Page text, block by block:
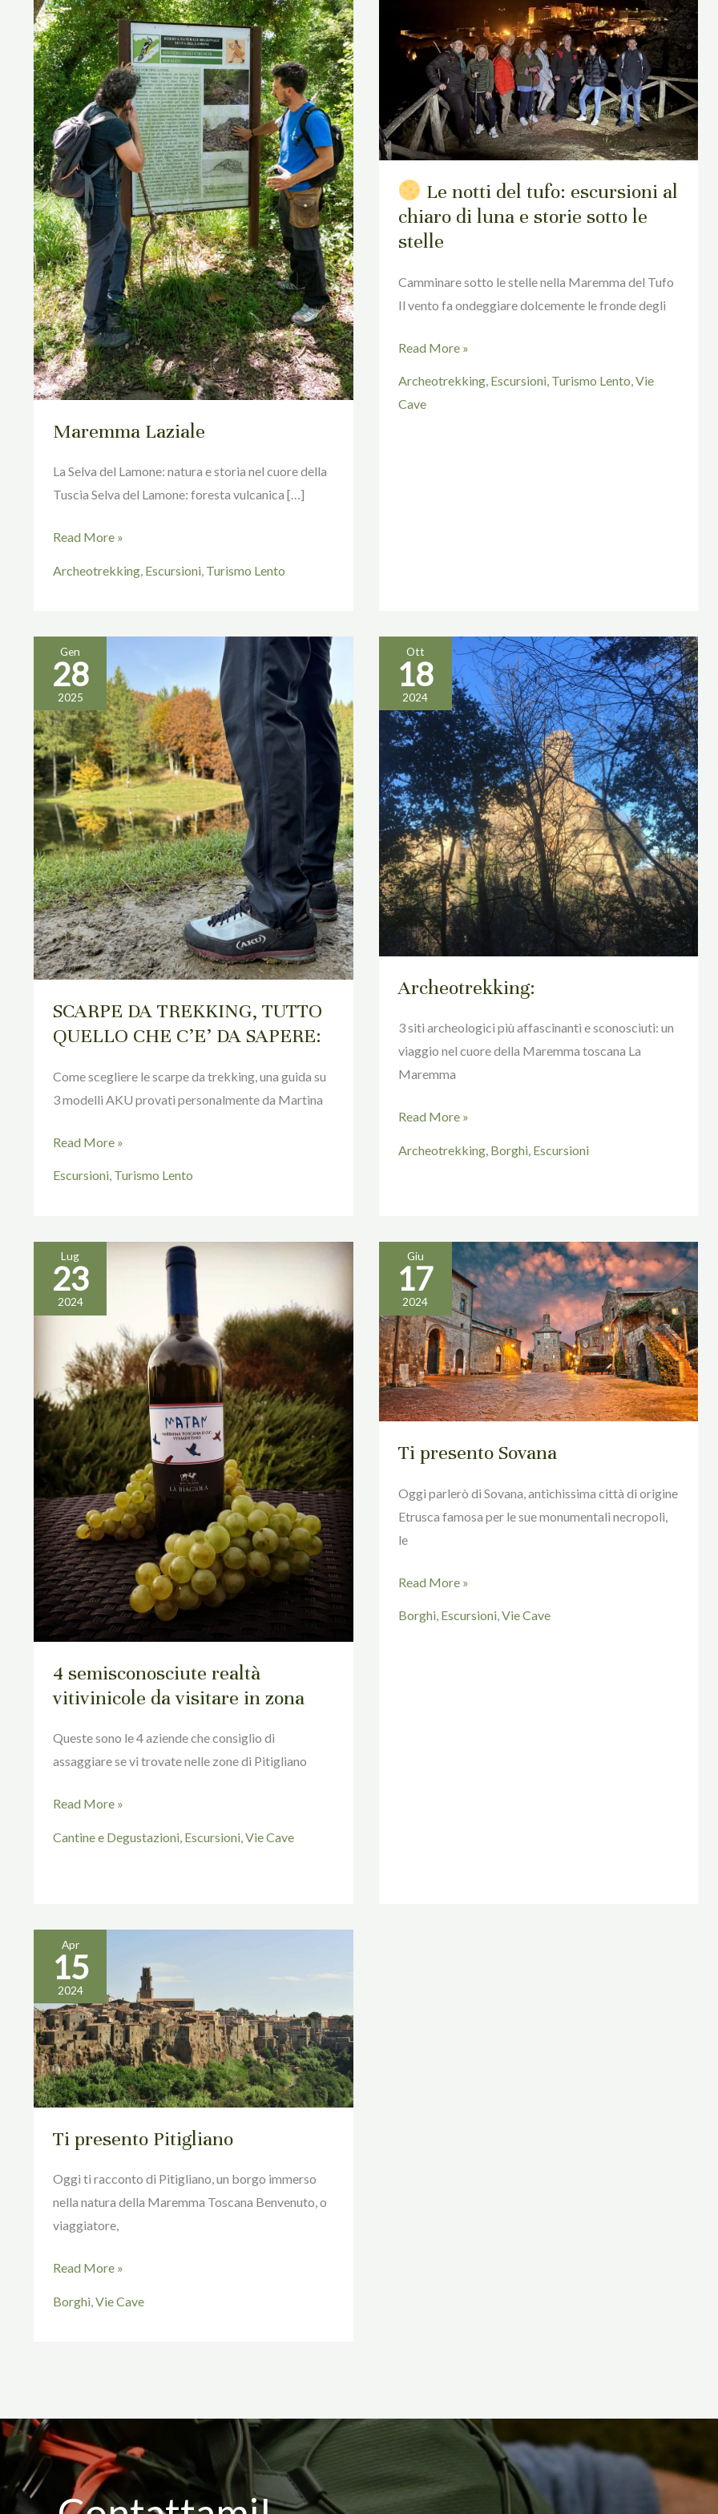
Maremma Laziale
La Selva del Lamone: natura e storia nel cuore della
Tuscia Selva del Lamone: foresta vulcanica […]
Read More »
Archeotrekking Escursioni Turismo Lento
Le notti del tufo: escursioni al
chiaro di luna e storie sotto le
stelle
Camminare sotto le stelle nella Maremma del Tufo
Il vento fa ondeggiare dolcemente le fronde degli
tufo:
escursioni
chiaro
di
luna
e
storie
sotto
le
stelle
Read More »
Archeotrekking, Escursioni, Turismo Lento,Vie
Cave
Gen
28
2025
SCARPE DA TREKKING, TUTTO
QUELLO CHE C’E’ DA SAPERE:
Come scegliere le scarpe da trekking, una guida su
3 modelli AKU provati personalmente da Martina
SCARPE
DA
TREKKING,
TUTTO
QUELLO
CHE
C’E’
DA
SAPERE:
Read More »
Escursioni, Turismo Lento
Ott
18
2024
Archeotrekking:
3 siti archeologici più affascinanti e sconosciuti: un
viaggio nel cuore della Maremma toscana La
Maremma
Archeotrekking:
Read More »
Archeotrekking, Borghi, Escursioni
Lug
23
2024
4 semisconosciute realtà
vitivinicole da visitare in zona
Queste sono le 4 aziende che consiglio di
assaggiare se vi trovate nelle zone di Pitigliano
4
semisconosciute
realtà
vitivinicole
da
visitare
in
zona
Read More »
Cantine e Degustazioni Escursioni Vie Cave
Giu
17
2024
Ti presento Sovana
Oggi parlerò di Sovana, antichissima città di origine
Etrusca famosa per le sue monumentali necropoli,
le
Ti
presento
Sovana
Read More »
Borghi, Escursioni,Vie Cave
Apr
15
2024
Ti presento Pitigliano
Oggi ti racconto di Pitigliano, un borgo immerso
nella natura della Maremma Toscana Benvenuto, o
viaggiatore,
Ti
presento
Pitigliano
Read More »
Borghi Vie Cave